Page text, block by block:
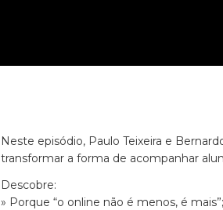
Neste episódio, Paulo Teixeira e
transformar a forma de acompanhar
Descobre:
» Porque “o online não é menos, é mais”;